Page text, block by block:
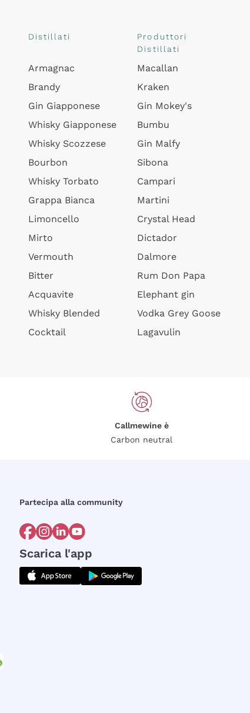
Distillati
Armagnac
Brandy
Gin Giapponese
Whisky Giapponese
Whisky Scozzese
Bourbon
Whisky Torbato
Grappa Bianca
Limoncello
Mirto
Vermouth
Bitter
Acquavite
Whisky Blended
Cocktail
Produttori
Distillati
Macallan
Kraken
Gin Mokey's
Bumbu
Gin Malfy
Sibona
Campari
Martini
Crystal Head
Dictador
Dalmore
Rum Don Papa
Elephant gin
Vodka Grey Goose
Lagavulin
Callmewine è
Carbon neutral
Partecipa alla community
Scarica l'app